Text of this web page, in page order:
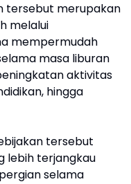
tersebut merupakan
melalui
mempermudah
masa liburan
aktivitas
hingga
tersebut
lebih terjangkau
selama